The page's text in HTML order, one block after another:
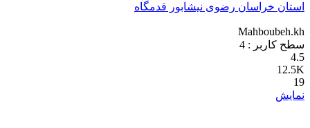
استان خراسان رضوی نیشابور قدمگاه
Mahboubeh.kh
سطح کاربر : 4
4.5
12.5K
19
نمایش